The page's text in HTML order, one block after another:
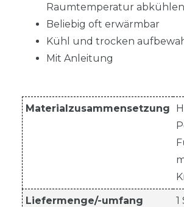
Raumtemperatur abkühlen
Beliebig oft erwärmbar
Kühl und trocken
Mit Anleitung
Materialzusammensetzung
Liefermenge/-umfang 1